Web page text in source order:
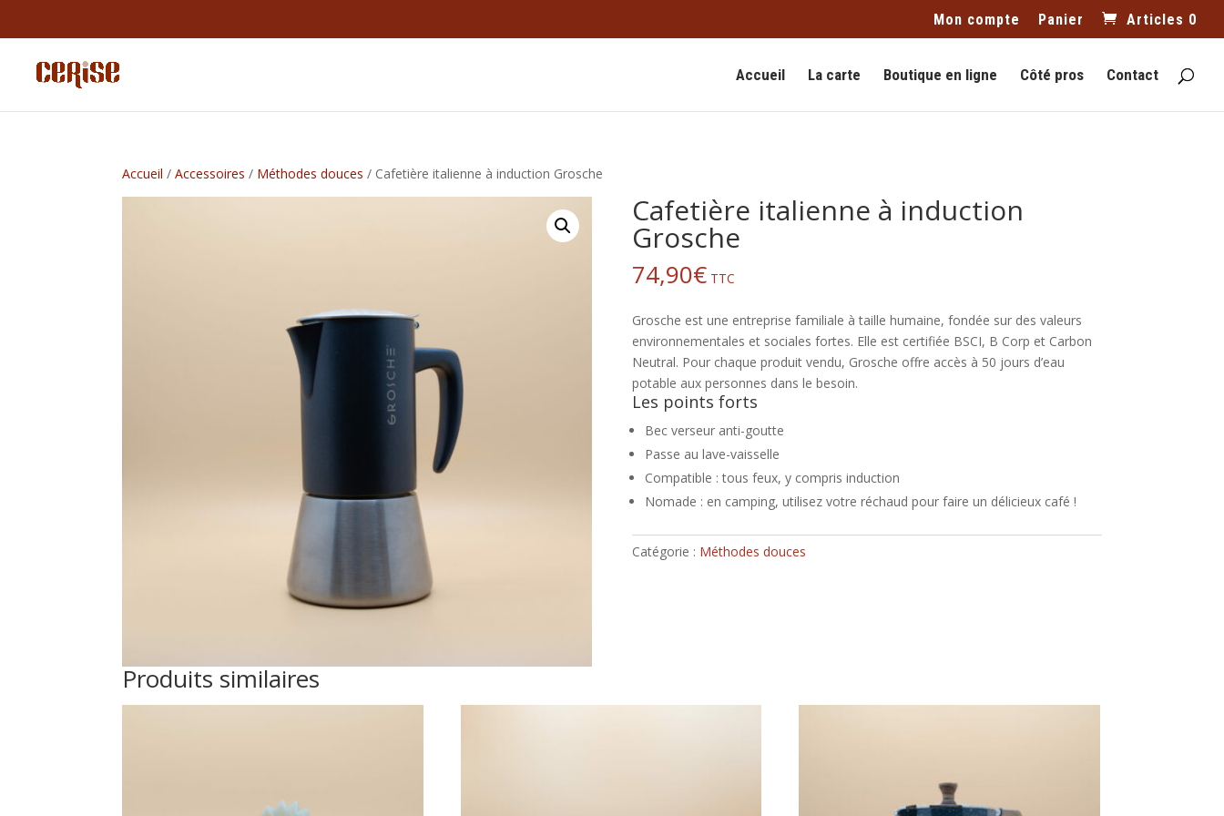
Mon compte Panier Articles 0
Accueil La carte Boutique en ligne Côté pros Contact
Accueil /Accessoires / Méthodes douces / Cafetière italienne à induction Grosche
Cafetière italienne à induction
Grosche
74,90€ TTC
Grosche est une entreprise familiale à taille humaine, fondée sur des valeurs
environnementales et sociales fortes. Elle est certifiée BSCI, B Corp et Carbon
Neutral. Pour chaque produit vendu, Grosche offre accès à 50 jours d’eau
potable aux personnes dans le besoin.
Les points forts
Bec verseur anti-goutte
Passe au lave-vaisselle
Compatible : tous feux, y compris induction
Nomade : en camping, utilisez votre réchaud pour faire un délicieux café !
Catégorie : Méthodes douces
Produits similaires